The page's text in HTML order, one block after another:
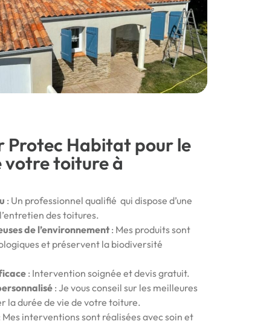
Protec Habitat pour le
votre toiture à
: Un professionnel qualifié qui dispose d’une
des toitures.
de l’environnement : Mes produits sont
et préservent la biodiversité
: Intervention soignée et devis gratuit.
: Je vous conseil sur les meilleures
la durée de vie de votre toiture.
Mes interventions sont réalisées avec soin et